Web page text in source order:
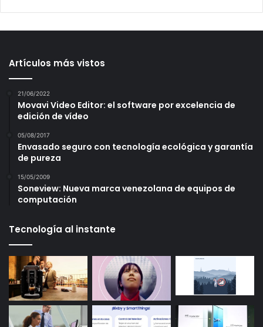
Artículos más vistos
21/06/2022
Movavi Video Editor: el software por excelencia de
edición de vídeo
05/08/2017
Envasado seguro con tecnología ecológica y garantía
de pureza
15/05/2009
Soneview: Nueva marca venezolana de equipos de
computación
Tecnología al instante